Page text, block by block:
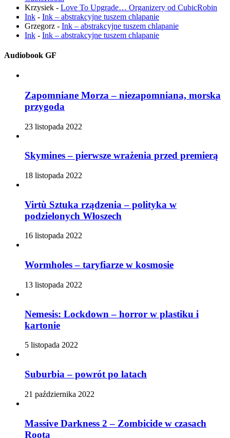
Krzysiek - Love To Upgrade… Organizery od CubicRobin
Ink - Ink – abstrakcyjne tuszem chlapanie
Grzegorz - Ink – abstrakcyjne tuszem chlapanie
Ink - Ink – abstrakcyjne tuszem chlapanie
Audiobook GF
Zapomniane Morza – niezapomniana, morska
przygoda
23 listopada 2022
Skymines – pierwsze wrażenia przed premierą
18 listopada 2022
Virtù Sztuka rządzenia – polityka w
podzielonych Włoszech
16 listopada 2022
Wormholes – taryfiarze w kosmosie
13 listopada 2022
Nemesis: Lockdown – horror w plastiku i
kartonie
5 listopada 2022
Suburbia – powrót po latach
21 października 2022
Massive Darkness 2 – Zombicide w czasach
Roota